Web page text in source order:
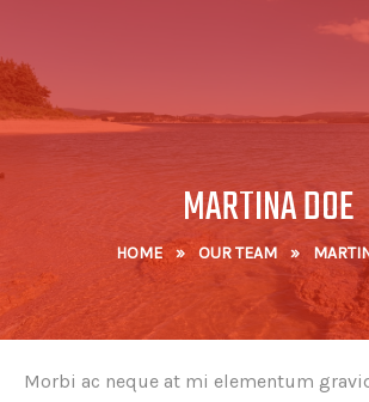
MARTINA DOE
HOME » OUR TEAM »
Morbi ac neque at mi elementum